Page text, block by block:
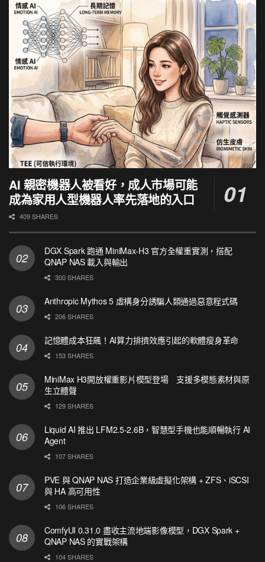
AI 親密機器人被看好，成人市場可能
成為家用人型機器人率先落地的入口
409 SHARES
DGX Spark 跑通 MiniMax-H3 官方全權重實測，搭配
QNAP NAS 載入與輸出
300 SHARES
Anthropic Mythos 5 虛構身分誘騙人類通過惡意程式碼
206 SHARES
記憶體成本狂飆！AI算力排擠效應引起的軟體瘦身革命
153 SHARES
MiniMax H3開放權重影片模型登場 支援多模態素材與原
生立體聲
129 SHARES
Liquid AI 推出 LFM2.5-2.6B，智慧型手機也能順暢執行 AI
Agent
107 SHARES
PVE 與 QNAP NAS 打造企業級虛擬化架構 + ZFS、iSCSI
與 HA 高可用性
106 SHARES
ComfyUI 0.31.0 盡收主流地端影像模型，DGX Spark +
QNAP NAS 的實戰架構
104 SHARES